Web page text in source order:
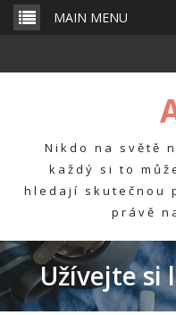
Skip
MAIN MENU
Nikdo na světě
každý si to
hledají skutečnou
právě
Užívejte si